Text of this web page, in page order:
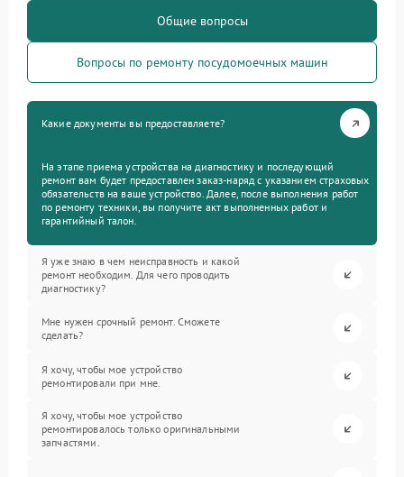
Общие вопросы
Вопросы по ремонту посудомоечных машин
Какие документы вы предоставляете?
На этапе приема устройства на диагностику и последующий
ремонт вам будет предоставлен заказ-наряд с указанием страховых
обязательств на ваше устройство. Далее, после выполнения работ
по ремонту техники, вы получите акт выполненных работ и
гарантийный талон.
Я уже знаю в чем неисправность и какой
ремонт необходим. Для чего проводить
диагностику?
Мне нужен срочный ремонт. Сможете
сделать?
Я хочу, чтобы мое устройство
ремонтировали при мне.
Я хочу, чтобы мое устройство
ремонтировалось только оригинальными
запчастями.